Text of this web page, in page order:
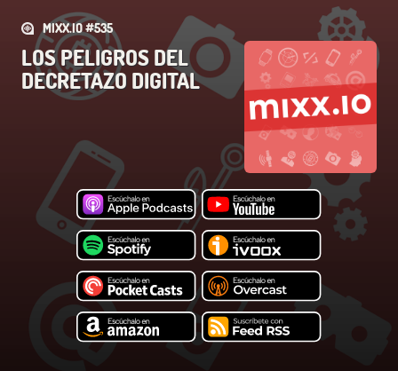
MIXX.IO #535
LOS PELIGROS DEL
DECRETAZO DIGITAL